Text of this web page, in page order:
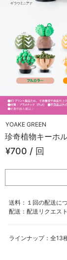
YOAKE GREEN
珍奇植物キーホ
¥700 / 回
送料：１回の配送に
配送：配送リクエス
ラインナップ：全13